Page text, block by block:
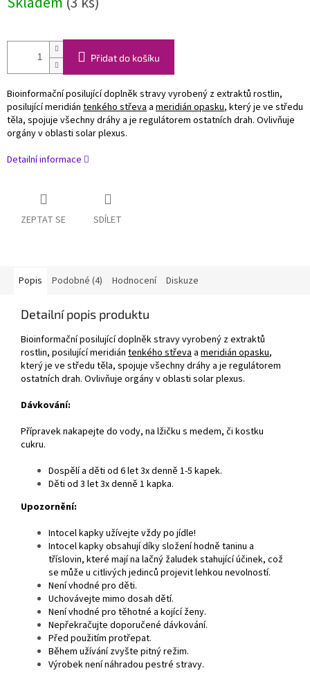
cena:
Přidat do košíku
Bioinformační posilující doplněk stravy vyrobený z extraktů rostlin,
posilující meridián tenkého střeva a meridián opasku, který je ve středu
těla, spojuje všechny dráhy a je regulátorem ostatních drah. Ovlivňuje
orgány v oblasti solar plexus.
Detailní informace
ZEPTAT SE SDÍLET
Popis Podobné (4) Hodnocení Diskuze
Detailní popis produktu
Bioinformační posilující doplněk stravy vyrobený z extraktů
rostlin, posilující meridián tenkého střeva a meridián opasku,
který je ve středu těla, spojuje všechny dráhy a je regulátorem
ostatních drah. Ovlivňuje orgány v oblasti solar plexus.
Dávkování:
Přípravek nakapejte do vody, na lžičku s medem, či kostku
cukru.
Dospělí a děti od 6 let 3x denně 1-5 kapek.
Děti od 3 let 3x denně 1 kapka.
Upozornění:
Intocel kapky užívejte vždy po jídle!
Intocel kapky obsahují díky složení hodně taninu a
tříslovin, které mají na lačný žaludek stahující účinek, což
se může u citlivých jedinců projevit lehkou nevolností.
Není vhodné pro děti.
Uchovávejte mimo dosah dětí.
Není vhodné pro těhotné a kojící ženy.
Nepřekračujte doporučené dávkování.
Před použitím protřepat.
Během užívání zvyšte pitný režim.
Výrobek není náhradou pestré stravy.